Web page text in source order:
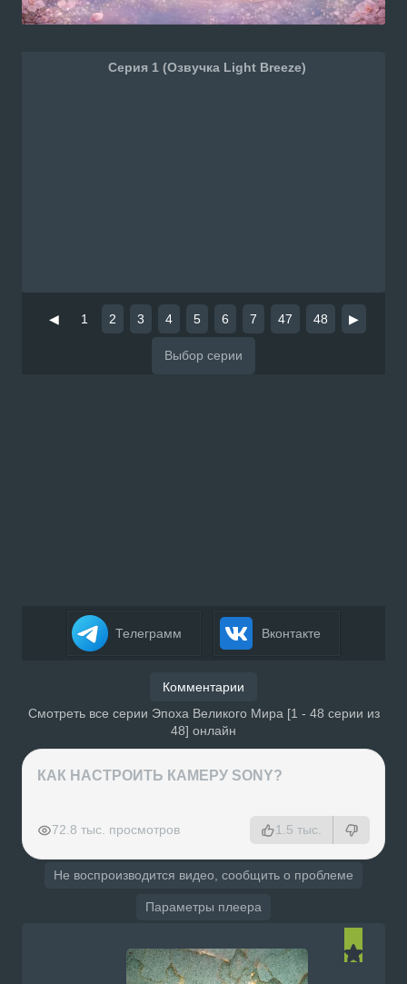
Серия 1 (Озвучка Light Breeze)
◀ 1 2 3 4 5 6 7 47 48 ▶
Телеграмм Вконтакте
Комментарии
Смотреть все серии Эпоха Великого Мира [1 - 48 серии из
48] онлайн
КАК НАСТРОИТЬ КАМЕРУ SONY?
72.8 тыс. просмотров 1.5 тыс.
Не воспроизводится видео, сообщить о проблеме
Параметры плеера